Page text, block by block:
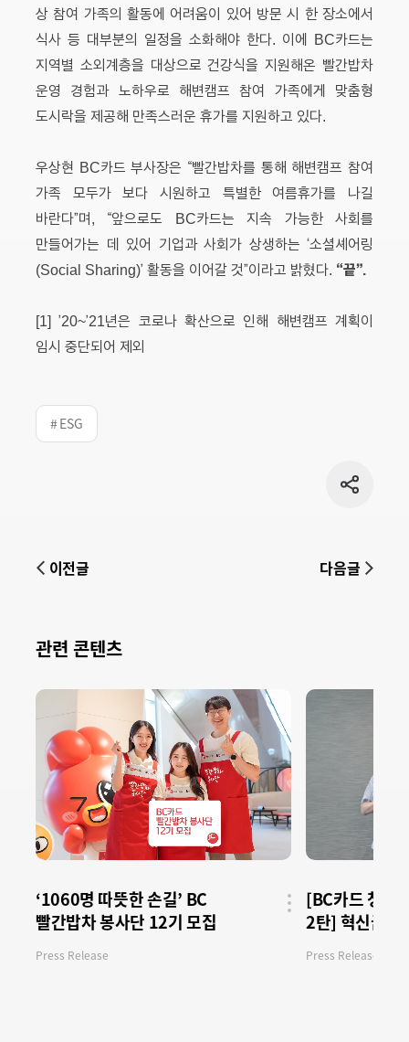
상 참여 가족의 활동에 어려움이 있어 방문 시 한 장소에서
식사 등 대부분의 일정을 소화해야 한다. 이에 BC카드는
지역별 소외계층을 대상으로 건강식을 지원해온 빨간밥차
운영 경험과 노하우로 해변캠프 참여 가족에게 맞춤형
도시락을 제공해 만족스러운 휴가를 지원하고 있다.
우상현 BC카드 부사장은 “빨간밥차를 통해 해변캠프 참여
가족 모두가 보다 시원하고 특별한 여름휴가를 나길
바란다”며, “앞으로도 BC카드는 지속 가능한 사회를
만들어가는 데 있어 기업과 사회가 상생하는 ‘소셜셰어링
(Social Sharing)’ 활동을 이어갈 것”이라고 밝혔다. “끝”.
[1] ’20~’21년은 코로나 확산으로 인해 해변캠프 계획이
임시 중단되어 제외
# ESG
공유
이전글 다음글
관련 콘텐츠
‘1060명 따뜻한 손길’ BC
빨간밥차 봉사단 12기 모집
Press Release
[BC카드 청년
2탄] 혁신금융
결식 해소 길
Press Release